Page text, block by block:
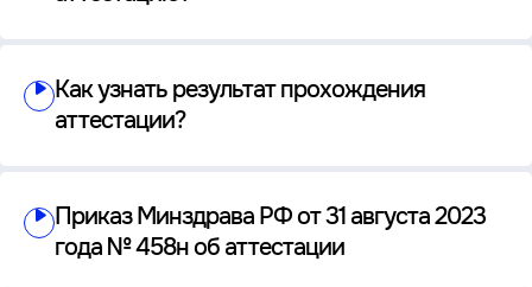
Как узнать результат прохождения
аттестации?
Приказ Минздрава РФ от 31 августа 2023
года № 458н об аттестации